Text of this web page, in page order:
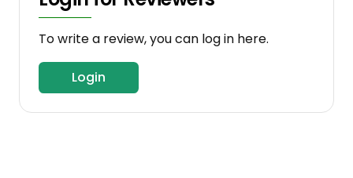
To write a review, you can log in here.
Login